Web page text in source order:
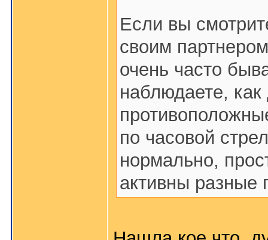
Если вы
своим
очень часто
наблюдаете,
по часовой
нормально,
активны разные